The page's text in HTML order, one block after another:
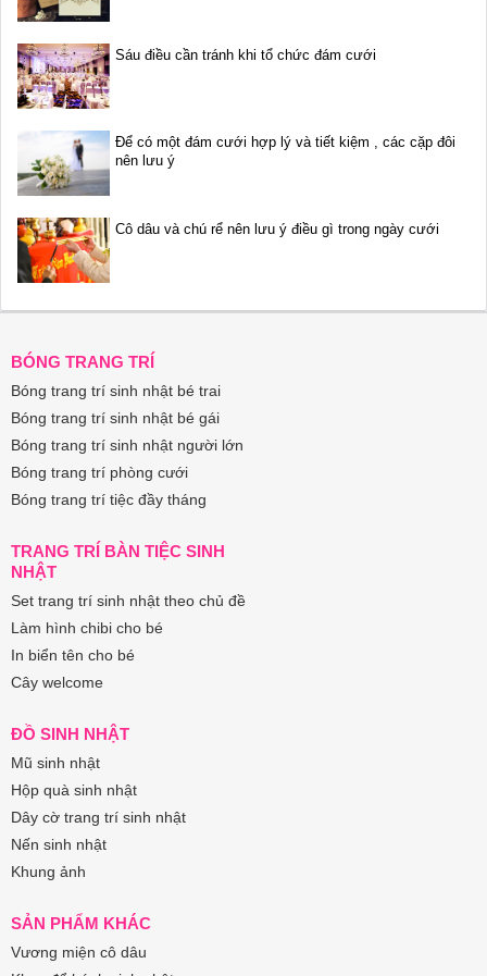
Sáu điều cần tránh khi tổ chức đám cưới
Để có một đám cưới hợp lý và tiết kiệm , các cặp đôi
nên lưu ý
Cô dâu và chú rể nên lưu ý điều gì trong ngày cưới
BÓNG TRANG TRÍ
Bóng trang trí sinh nhật bé trai
Bóng trang trí sinh nhật bé gái
Bóng trang trí sinh nhật người lớn
Bóng trang trí phòng cưới
Bóng trang trí tiệc đầy tháng
TRANG TRÍ BÀN TIỆC SINH
NHẬT
Set trang trí sinh nhật theo chủ đề
Làm hình chibi cho bé
In biển tên cho bé
Cây welcome
ĐỒ SINH NHẬT
Mũ sinh nhật
Hộp quà sinh nhật
Dây cờ trang trí sinh nhật
Nến sinh nhật
Khung ảnh
SẢN PHẨM KHÁC
Vương miện cô dâu